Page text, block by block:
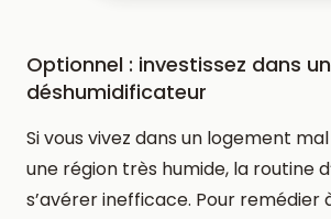
Optionnel : investissez dans un
déshumidificateur
Si vous vivez dans un logement
une région très humide, la routine
s’avérer inefficace. Pour remédier